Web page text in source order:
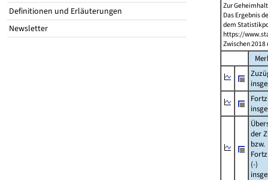
Definitionen und Erläuterungen
Newsletter
Zur
Das Ergebnis
dem
https://
Zwischen
der
bzw.
(-)